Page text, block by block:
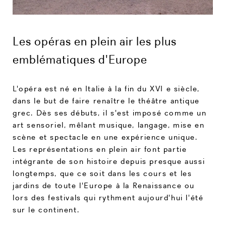
Les opéras en plein air les plus
emblématiques d'Europe
L'opéra est né en Italie à la fin du XVI e siècle,
dans le but de faire renaître le théâtre antique
grec. Dès ses débuts, il s'est imposé comme un
art sensoriel, mêlant musique, langage, mise en
scène et spectacle en une expérience unique.
Les représentations en plein air font partie
intégrante de son histoire depuis presque aussi
longtemps, que ce soit dans les cours et les
jardins de toute l'Europe à la Renaissance ou
lors des festivals qui rythment aujourd'hui l'été
sur le continent.